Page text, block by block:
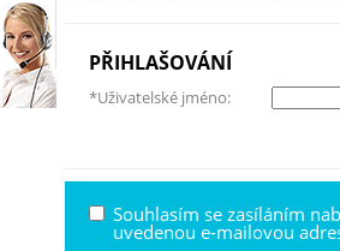
PŘIHLAŠOVÁNÍ
*Uživatelské jméno:
Souhlasím se zasíláním
uvedenou e-mailovou